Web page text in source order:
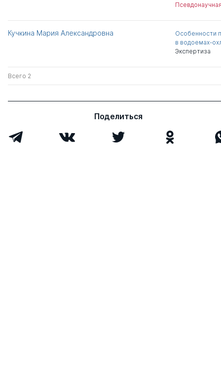
Кучкина Мария Александровна
Особенности
в водоемах-
Экспертиза
Всего 2
Поделиться